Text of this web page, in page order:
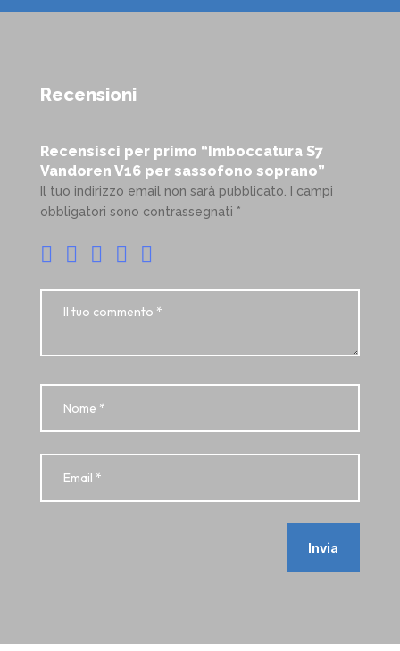
Recensioni
Recensisci per primo “Imboccatura S7
Vandoren V16 per sassofono soprano”
Il tuo indirizzo email non sarà pubblicato.
I campi
obbligatori sono contrassegnati *
Invia